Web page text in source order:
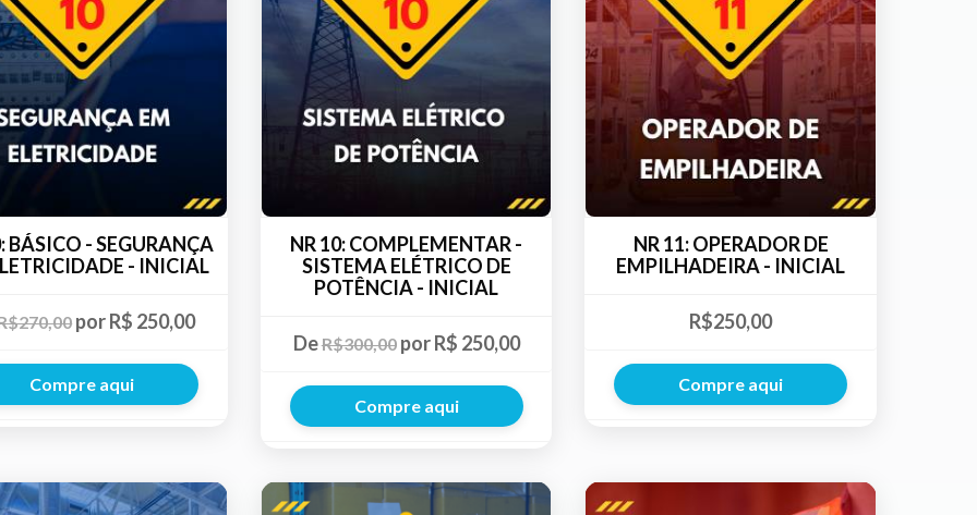
BÁSICO - SEGURANÇA
- INICIAL
por R$ 250,00
Compre aqui
NR 10: COMPLEMENTAR -
SISTEMA ELÉTRICO DE
POTÊNCIA - INICIAL
DeR$300,00por R$ 250,00
Compre aqui
NR 11: OPERADOR DE
EMPILHADEIRA - INICIAL
R$250,00
Compre aqui